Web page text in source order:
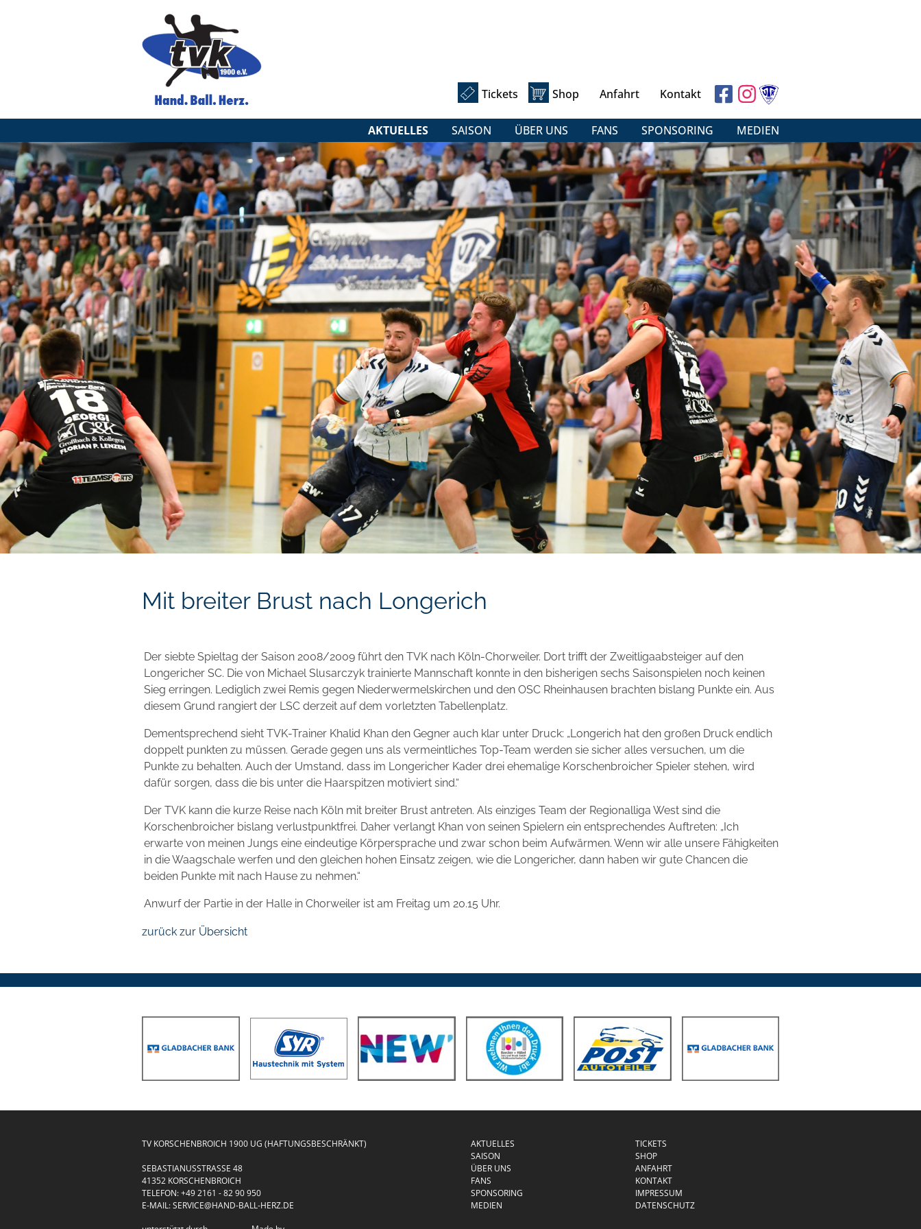
Kontakt
Anfahrt
Shop
Tickets
AKTUELLES SAISON ÜBER UNS FANS SPONSORING MEDIEN
Mit breiter Brust nach Longerich
Der siebte Spieltag der Saison 2008/2009 führt den TVK nach Köln-Chorweiler. Dort trifft der Zweitligaabsteiger auf den
Longericher SC. Die von Michael Slusarczyk trainierte Mannschaft konnte in den bisherigen sechs Saisonspielen noch keinen
Sieg erringen. Lediglich zwei Remis gegen Niederwermelskirchen und den OSC Rheinhausen brachten bislang Punkte ein. Aus
diesem Grund rangiert der LSC derzeit auf dem vorletzten Tabellenplatz.
Dementsprechend sieht TVK-Trainer Khalid Khan den Gegner auch klar unter Druck: „Longerich hat den großen Druck endlich
doppelt punkten zu müssen. Gerade gegen uns als vermeintliches Top-Team werden sie sicher alles versuchen, um die
Punkte zu behalten. Auch der Umstand, dass im Longericher Kader drei ehemalige Korschenbroicher Spieler stehen, wird
dafür sorgen, dass die bis unter die Haarspitzen motiviert sind.“
Der TVK kann die kurze Reise nach Köln mit breiter Brust antreten. Als einziges Team der Regionalliga West sind die
Korschenbroicher bislang verlustpunktfrei. Daher verlangt Khan von seinen Spielern ein entsprechendes Auftreten: „Ich
erwarte von meinen Jungs eine eindeutige Körpersprache und zwar schon beim Aufwärmen. Wenn wir alle unsere Fähigkeiten
in die Waagschale werfen und den gleichen hohen Einsatz zeigen, wie die Longericher, dann haben wir gute Chancen die
beiden Punkte mit nach Hause zu nehmen.“
Anwurf der Partie in der Halle in Chorweiler ist am Freitag um 20.15 Uhr.
zurück zur Übersicht
TV KORSCHENBROICH 1900 UG (HAFTUNGSBESCHRÄNKT)
SEBASTIANUSSTRASSE 48
41352 KORSCHENBROICH
TELEFON:+49 2161 - 82 90 950
E-MAIL:SERVICE@HAND-BALL-HERZ.DE
AKTUELLES
SAISON
ÜBER UNS
FANS
SPONSORING
MEDIEN
TICKETS
SHOP
ANFAHRT
KONTAKT
IMPRESSUM
DATENSCHUTZ